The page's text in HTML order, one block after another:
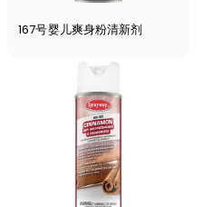
167号婴儿爽身粉清新剂